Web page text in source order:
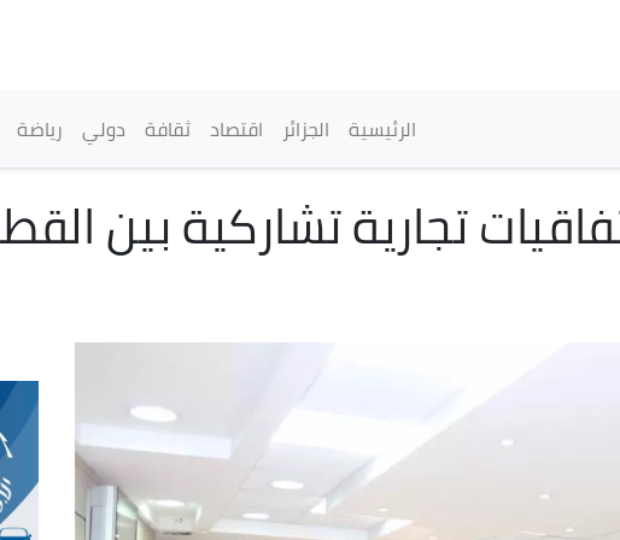
القائمة الرئيسية
الرئيسية الجزائر اقتصاد ثقافة دولي رياضة
تجارية تشاركية بين